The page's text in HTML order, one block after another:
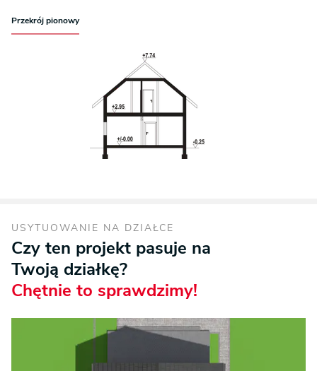
Przekrój pionowy
USYTUOWANIE NA DZIAŁCE
Czy ten projekt pasuje na
Twoją działkę?
Chętnie to sprawdzimy!